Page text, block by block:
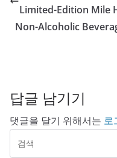
Limited-Edition Mile
Non-Alcoholic
답글 남기기
댓글을 달기 위해서는 로